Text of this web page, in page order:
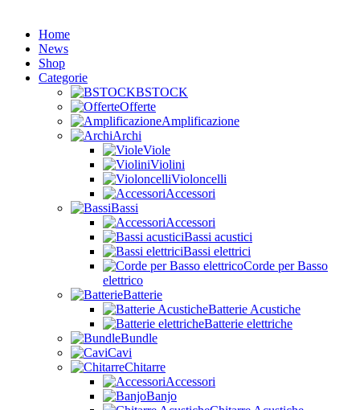
Home
News
Shop
Categorie
BSTOCK
Offerte
Amplificazione
Archi
Viole
Violini
Violoncelli
Accessori
Bassi
Accessori
Bassi acustici
Bassi elettrici
Corde per Basso
elettrico
Batterie
Batterie Acustiche
Batterie elettriche
Bundle
Cavi
Chitarre
Accessori
Banjo